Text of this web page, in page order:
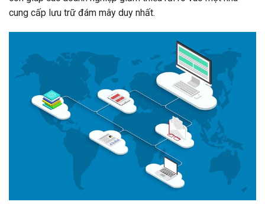
cung cấp lưu trữ đám mây duy nhất.